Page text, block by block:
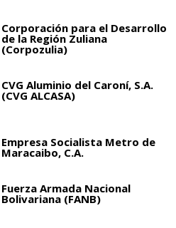
Corporación para el Desarrollo
de la Región Zuliana
(Corpozulia)
CVG Aluminio del Caroní, S.A.
(CVG ALCASA)
Empresa Socialista Metro de
Maracaibo, C.A.
Fuerza Armada Nacional
Bolivariana (FANB)